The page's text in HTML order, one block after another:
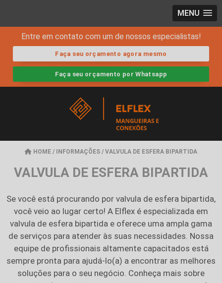
MENU
Entre em contato com um de nossos especialistas!
Faça seu orçamento agora mesmo
Faça seu orçamento por Whatsapp
HOME / INFORMAÇÕES / VALVULA DE ESFERA BIPARTIDA
VALVULA DE ESFERA BIPARTIDA
Se você está procurando por valvula de esfera bipartida,
você veio ao lugar certo! A Elflex é especializada em
valvula de esfera bipartida e oferece uma ampla gama
de serviços para atender às suas necessidades. Nossa
equipe de profissionais altamente capacitados está
sempre pronta para ajudá-lo(a) a encontrar as melhores
soluções para o seu negócio. Conheça mais sobre